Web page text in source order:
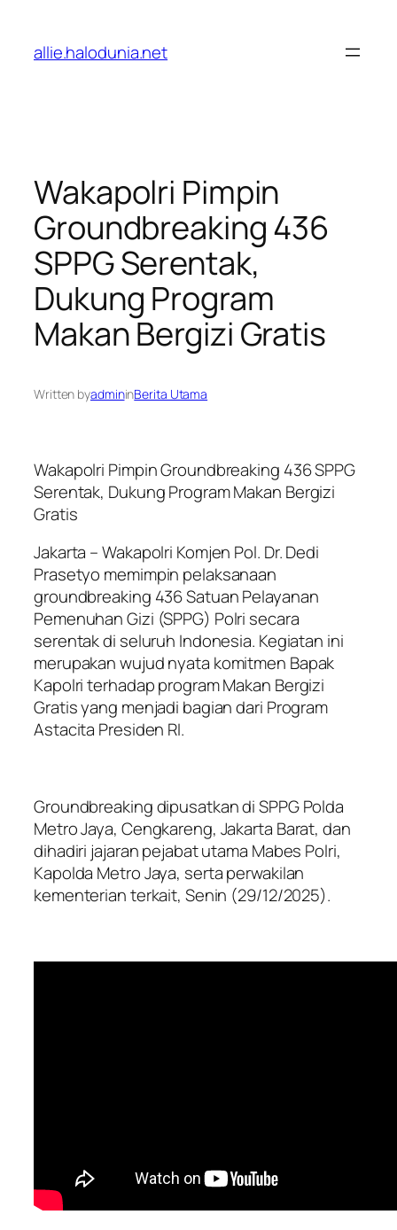
konten
allie.halodunia.net
Wakapolri Pimpin
Groundbreaking 436
SPPG Serentak,
Dukung Program
Makan Bergizi Gratis
Written byadmininBerita Utama
Wakapolri Pimpin Groundbreaking 436 SPPG
Serentak, Dukung Program Makan Bergizi
Gratis
Jakarta – Wakapolri Komjen Pol. Dr. Dedi
Prasetyo memimpin pelaksanaan
groundbreaking 436 Satuan Pelayanan
Pemenuhan Gizi (SPPG) Polri secara
serentak di seluruh Indonesia. Kegiatan ini
merupakan wujud nyata komitmen Bapak
Kapolri terhadap program Makan Bergizi
Gratis yang menjadi bagian dari Program
Astacita Presiden RI.
Groundbreaking dipusatkan di SPPG Polda
Metro Jaya, Cengkareng, Jakarta Barat, dan
dihadiri jajaran pejabat utama Mabes Polri,
Kapolda Metro Jaya, serta perwakilan
kementerian terkait, Senin (29/12/2025).